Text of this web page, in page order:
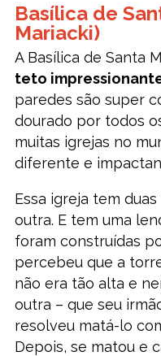
Basílica de
Mariacki)
A Basílica de Santa
teto
paredes são super
dourado por todos
muitas igrejas no
diferente e
Essa igreja tem
outra. E tem uma
foram construídas
percebeu que a
não era tão alta e
outra – que seu
resolveu matá-lo
Depois, se matou e